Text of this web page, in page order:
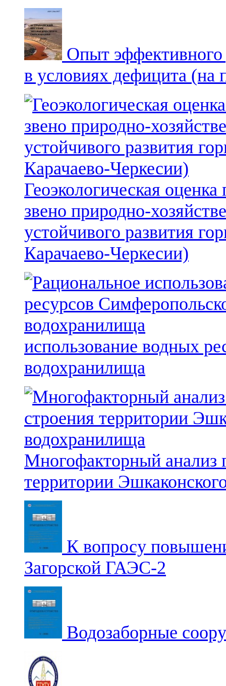
Опыт
в условиях дефицита (на
Геоэкологическая
звено природно-
устойчивого развития
Карачаево-Черкесии)
использование водных
водохранилища
Многофакторный анализ
территории
К вопросу
Загорской ГАЭС-2
Водозаборные